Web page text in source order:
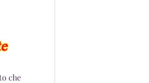
che